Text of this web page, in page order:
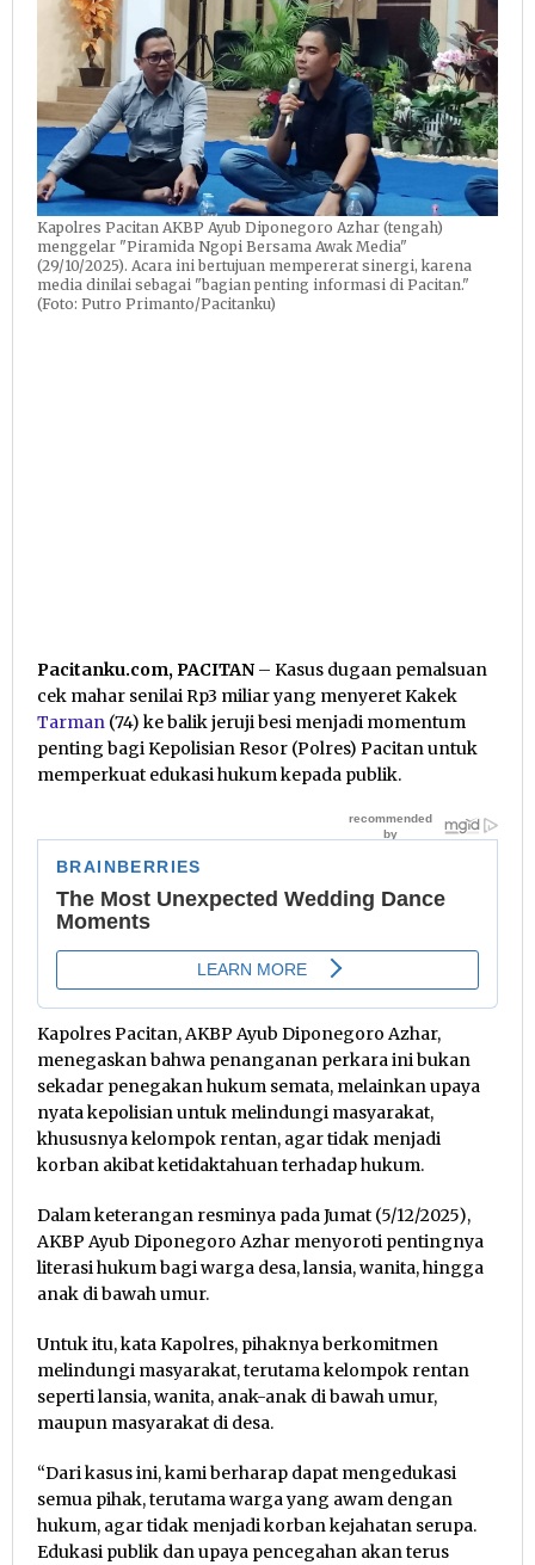
Hukum
Kapolres Pacitan AKBP Ayub Diponegoro Azhar (tengah)
menggelar "Piramida Ngopi Bersama Awak Media"
(29/10/2025). Acara ini bertujuan mempererat sinergi, karena
media dinilai sebagai "bagian penting informasi di Pacitan."
(Foto: Putro Primanto/Pacitanku)
Pacitanku.com, PACITAN – Kasus dugaan pemalsuan
cek mahar senilai Rp3 miliar yang menyeret Kakek
Tarman (74) ke balik jeruji besi menjadi momentum
penting bagi Kepolisian Resor (Polres) Pacitan untuk
memperkuat edukasi hukum kepada publik.
Kapolres Pacitan, AKBP Ayub Diponegoro Azhar,
menegaskan bahwa penanganan perkara ini bukan
sekadar penegakan hukum semata, melainkan upaya
nyata kepolisian untuk melindungi masyarakat,
khususnya kelompok rentan, agar tidak menjadi
korban akibat ketidaktahuan terhadap hukum.
Dalam keterangan resminya pada Jumat (5/12/2025),
AKBP Ayub Diponegoro Azhar menyoroti pentingnya
literasi hukum bagi warga desa, lansia, wanita, hingga
anak di bawah umur.
Untuk itu, kata Kapolres, pihaknya berkomitmen
melindungi masyarakat, terutama kelompok rentan
seperti lansia, wanita, anak-anak di bawah umur,
maupun masyarakat di desa.
“Dari kasus ini, kami berharap dapat mengedukasi
semua pihak, terutama warga yang awam dengan
hukum, agar tidak menjadi korban kejahatan serupa.
Edukasi publik dan upaya pencegahan akan terus